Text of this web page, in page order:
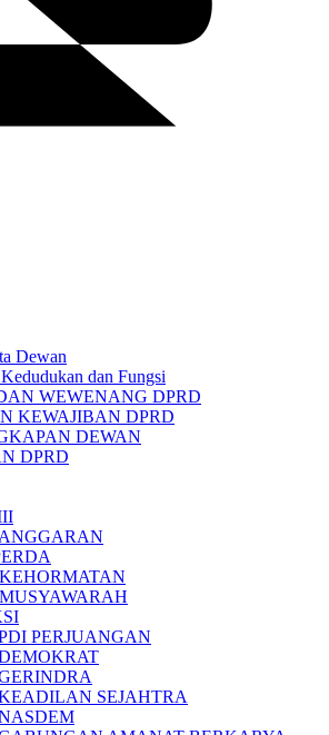
Dewan
dan Fungsi
WEWENANG DPRD
KEWAJIBAN DPRD
DEWAN
DPRD
PERJUANGAN
SEJAHTRA